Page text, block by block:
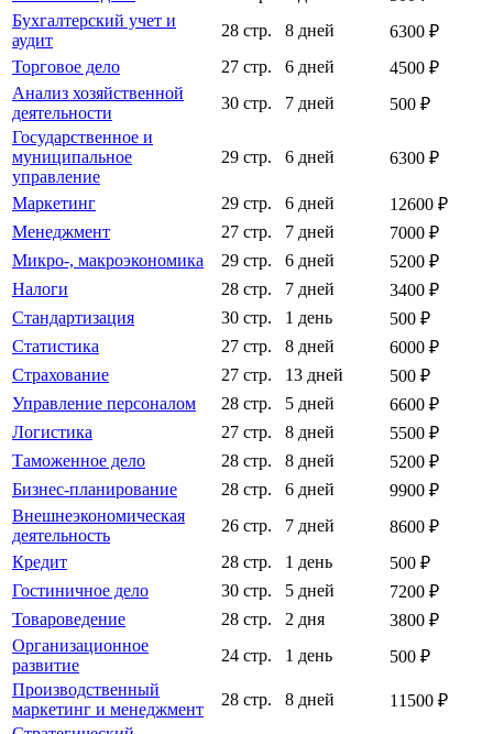
Бухгалтерский учет и
аудит
28 стр. 8 дней
6300 ₽
Торговое дело
27 стр. 6 дней
4500 ₽
Анализ хозяйственной
деятельности
30 стр. 7 дней
500 ₽
Государственное и
муниципальное
управление
29 стр. 6 дней 6300 ₽
Маркетинг 29 стр. 6 дней
12600 ₽
Менеджмент
27 стр. 7 дней
7000 ₽
Микро-, макроэкономика
29 стр. 6 дней
5200 ₽
Налоги
28 стр. 7 дней
3400 ₽
Стандартизация
30 стр. 1 день
500 ₽
Статистика
27 стр. 8 дней
6000 ₽
Страхование
27 стр. 13 дней
500 ₽
Управление персоналом
28 стр. 5 дней
6600 ₽
Логистика
27 стр. 8 дней
5500 ₽
Таможенное дело
28 стр. 8 дней
5200 ₽
Бизнес-планирование
28 стр. 6 дней
9900 ₽
Внешнеэкономическая
деятельность
26 стр. 7 дней
8600 ₽
Кредит
28 стр. 1 день
500 ₽
Гостиничное дело
30 стр. 5 дней
7200 ₽
Товароведение
28 стр. 2 дня
3800 ₽
Организационное
развитие
24 стр. 1 день
500 ₽
Производственный
маркетинг и менеджмент
28 стр. 8 дней
11500 ₽